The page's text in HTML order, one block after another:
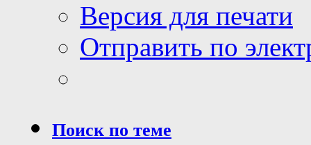
Версия для печати
Отправить по
Поиск по теме